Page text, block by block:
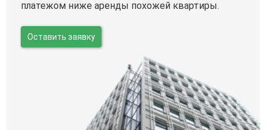
платежом ниже аренды похожей квартиры.
Оставить заявку